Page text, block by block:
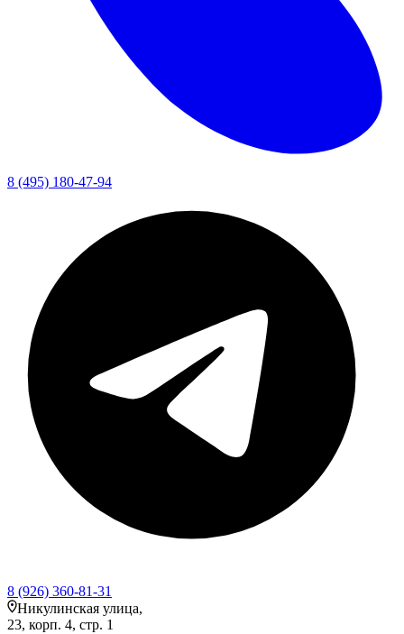
8 (495) 180-47-94
8 (926) 360-81-31
Никулинская улица,
23, корп. 4, стр. 1